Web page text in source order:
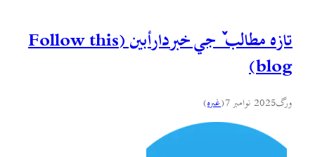
تازه مطالب ٚ جي خبردارأبين (Follow this
blog)
ورگ2025 نوامبر 7 (غىره)